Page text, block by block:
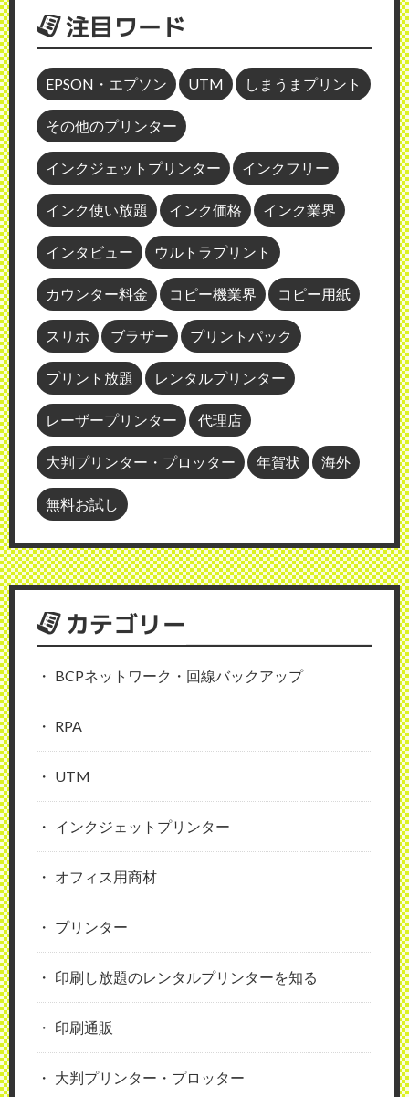
注目ワード
EPSON・エプソン UTM しまうまプリント
その他のプリンター
インクジェットプリンター インクフリー
インク使い放題 インク価格 インク業界
インタビュー ウルトラプリント
カウンター料金 コピー機業界 コピー用紙
スリホ ブラザー プリントパック
プリント放題 レンタルプリンター
レーザープリンター 代理店
大判プリンター・プロッター 年賀状 海外
無料お試し
カテゴリー
BCPネットワーク・回線バックアップ
RPA
UTM
インクジェットプリンター
オフィス用商材
プリンター
印刷し放題のレンタルプリンターを知る
印刷通販
大判プリンター・プロッター